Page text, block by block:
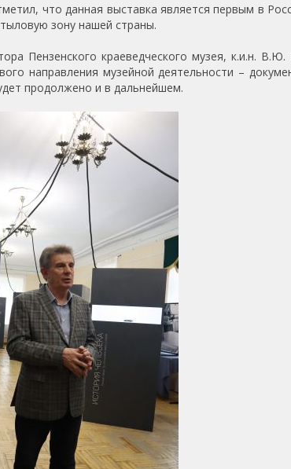
что данная выставка является первым в
зону нашей страны.
Пензенского краеведческого музея, к.и.н.
направления музейной деятельности –
продолжено и в дальнейшем.